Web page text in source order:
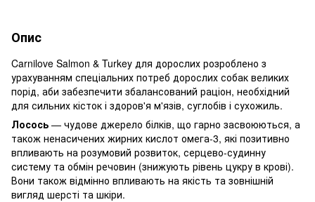
Опис
Carnilove Salmon & Turkey для дорослих розроблено з
урахуванням спеціальних потреб дорослих собак великих
порід, аби забезпечити збалансований раціон, необхідний
для сильних кісток і здоров'я м'язів, суглобів і сухожиль.
Лосось — чудове джерело білків, що гарно засвоюються, а
також ненасичених жирних кислот омега-3, які позитивно
впливають на розумовий розвиток, серцево-судинну
систему та обмін речовин (знижують рівень цукру в крові).
Вони також відмінно впливають на якість та зовнішній
вигляд шерсті та шкіри.